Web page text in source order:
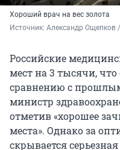
Хороший врач на вес золота
Источник: Александр Ощепков /
Российские
мест на 3 тысячи, что
сравнению с
министр
отметив «хорошее
места». Однако за
скрывается